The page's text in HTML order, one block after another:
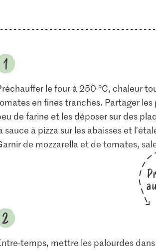
le four à 250 °C, chaleur
en fines tranches. Partager
de farine et les déposer sur des
sauce à pizza sur les abaisses et
de mozzarella et de tomates,
temps, mettre les palourdes